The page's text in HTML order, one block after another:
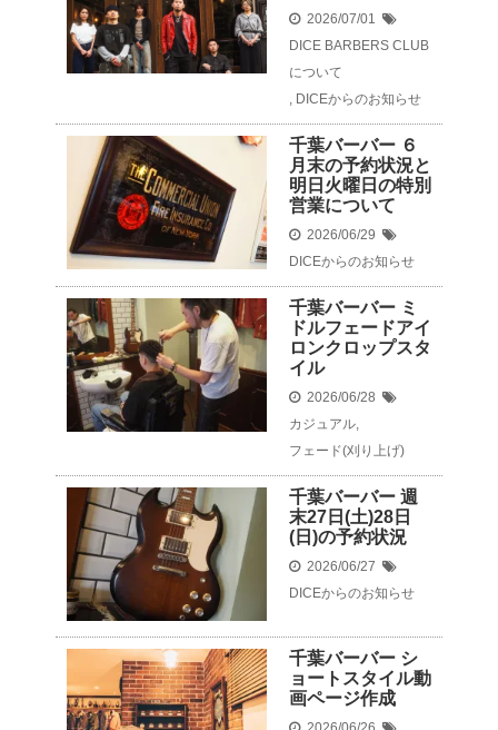
2026/07/01
DICE BARBERS CLUB
について
DICEからのお知らせ
千葉バーバー ６
月末の予約状況と
明日火曜日の特別
営業について
2026/06/29
DICEからのお知らせ
千葉バーバー ミ
ドルフェードアイ
ロンクロップスタ
イル
2026/06/28
カジュアル
フェード(刈り上げ)
千葉バーバー 週
末27日(土)28日
(日)の予約状況
2026/06/27
DICEからのお知らせ
千葉バーバー シ
ョートスタイル動
画ページ作成